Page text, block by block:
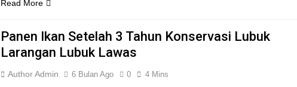
Read More
Panen Ikan Setelah 3 Tahun Konservasi Lubuk
Larangan Lubuk Lawas
Author Admin 6 Bulan Ago 0 4 Mins